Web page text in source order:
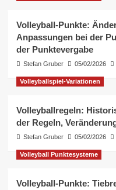
Volleyball-Punkte:
Anpassungen bei der
der Punktevergabe
Stefan Gruber 05/02/2026
Volleyballspiel-Variationen
Volleyballregeln:
der Regeln,
Stefan Gruber 05/02/2026
Volleyball Punktesysteme
Volleyball-Punkte: